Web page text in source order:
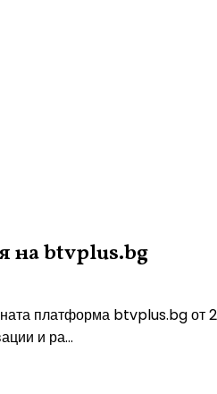
на btvplus.bg
платформа btvplus.bg от
и ра...